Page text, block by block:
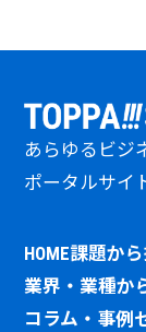
なお、当社は
ては、下記へ
一般財団法人
保護団体事務
＜住 所＞〒
個人情報取扱
住所および代
サイトの「会
あらゆるビジ
ポータルサイ
HOME課題か
業界・業種か
コラム・事例